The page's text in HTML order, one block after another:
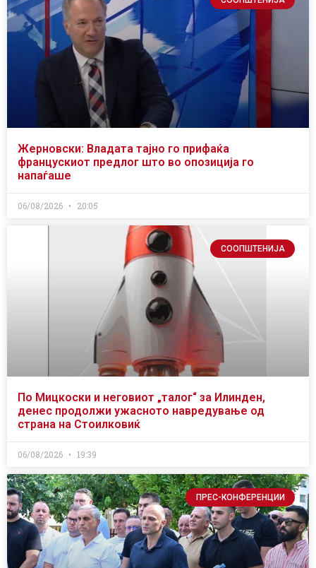
Жерновски: Владата тајно го прифаќа
францускиот предлог што во опозиција го
напаѓаше
06/08/2026 20:05
СООПШТЕНИЈА
По Мицкоски и неговиот „талог“ за Илинден,
денес продолжи ужасното навредување од
страна на Стоилковиќ
06/08/2026 19:39
ПРЕС-КОНФЕРЕНЦИИ